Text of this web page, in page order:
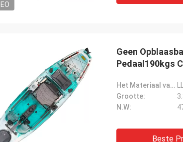
Geen
Pedaal190kgs
Het Materiaal van Hull:
Grootte:
N.W:
Beste